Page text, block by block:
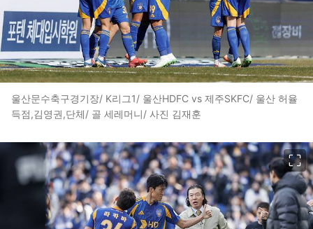
울산문수축구경기장/ K리그1/ 울산HDFC vs 제주SKFC/ 울산 허율
득점,김영권,단체/ 골 세레머니/ 사진 김재훈